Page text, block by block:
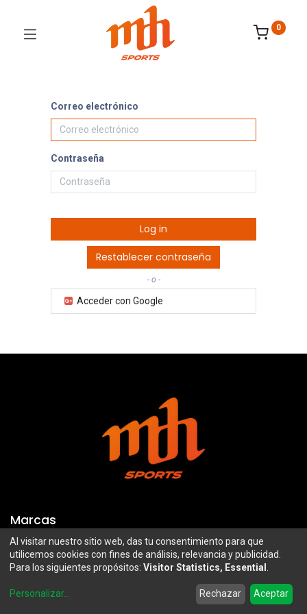
Wishlist Account
0
Correo electrónico
Contraseña
Log in
Restablecer contraseña
- o -
Acceder con Google
Marcas
Troy Lee Designs
100%
Airoh
Mazawi
SIDI
Al visitar nuestro sitio web, das tu consentimiento para que
utilicemos cookies con fines de análisis, relevancia y publicidad.
Para los siguientes propósitos: Visitor Statistics, Essential
Personalizar... Rechazar Aceptar